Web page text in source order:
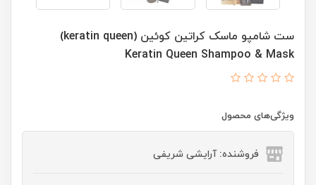
ست شامپو ماسک کراتین کوئین (keratin queen)
Keratin Queen Shampoo & Mask
ویژگی‌های محصول
فروشنده: آرایشی شریفی